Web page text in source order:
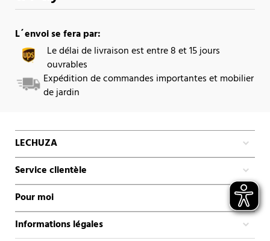
L´envoi se fera par:
Le délai de livraison est entre 8 et 15 jours
ouvrables
Expédition de commandes importantes et mobilier
de jardin
LECHUZA
Service clientèle
Pour moi
Informations légales